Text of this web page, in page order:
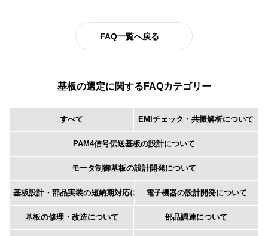
FAQ一覧へ戻る
基板の選定に関するFAQカテゴリー
すべて EMIチェック・共振解析について
PAM4信号伝送基板の設計について
モータ制御基板の設計開発について
基板設計・部品実装の短納期対応について電子機器の設計開発について
基板の修理・改造について 部品調達について